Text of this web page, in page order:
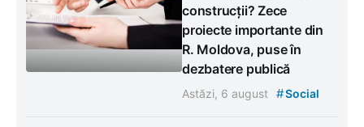
construcții? Zece
proiecte importante din
R. Moldova, puse în
dezbatere publică
Astăzi, 6 august #Social